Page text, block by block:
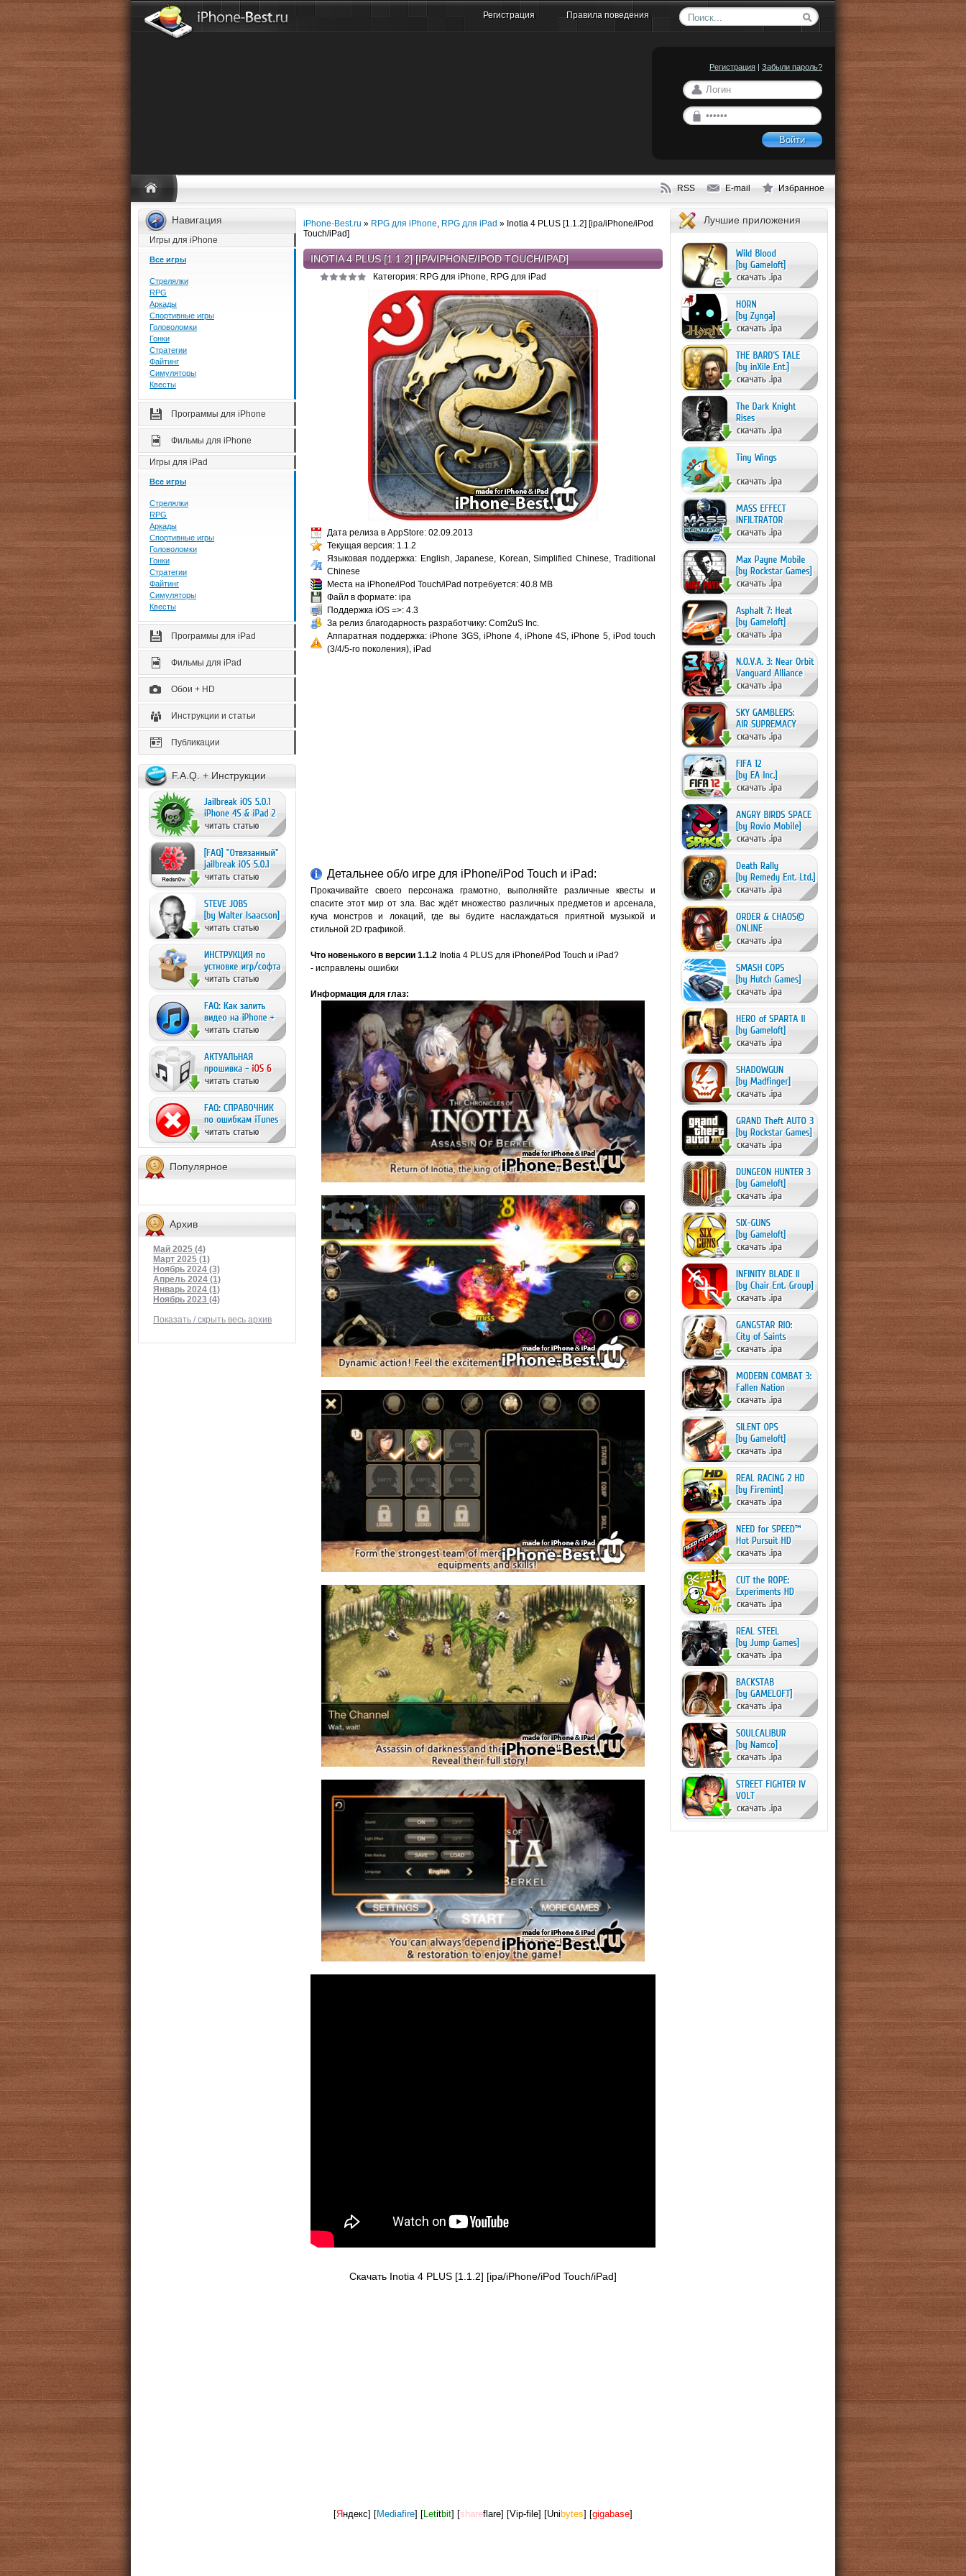
Регистрация Правила поведения
Регистрация | Забыли пароль?
Войти
RSS E-mail Избранное
Навигация
Игры для iPhone
Все игры
Стрелялки
RPG
Аркады
Спортивные игры
Головоломки
Гонки
Стратегии
Файтинг
Симуляторы
Квесты
Программы для iPhone
Фильмы для iPhone
Игры для iPad
Все игры
Стрелялки
RPG
Аркады
Спортивные игры
Головоломки
Гонки
Стратегии
Файтинг
Симуляторы
Квесты
Программы для iPad
Фильмы для iPad
Обои + HD
Инструкции и статьи
Публикации
F.A.Q. + Инструкции
Популярное
Архив
Май 2025 (4)
Март 2025 (1)
Ноябрь 2024 (3)
Апрель 2024 (1)
Январь 2024 (1)
Ноябрь 2023 (4)
Показать / скрыть весь архив
iPhone-Best.ru » RPG для iPhone, RPG для iPad » Inotia 4 PLUS [1.1.2] [ipa/iPhone/iPod
Touch/iPad]
INOTIA 4 PLUS [1.1.2] [IPA/IPHONE/IPOD TOUCH/IPAD]
Категория: RPG для iPhone, RPG для iPad
Дата релиза в AppStore: 02.09.2013
Текущая версия: 1.1.2
Языковая поддержка: English, Japanese, Korean, Simplified Chinese, Traditional
Chinese
Места на iPhone/iPod Touch/iPad потребуется: 40.8 MB
Файл в формате: ipa
Поддержка iOS =>: 4.3
За релиз благодарность разработчику: Com2uS Inc.
Аппаратная поддержка: iPhone 3GS, iPhone 4, iPhone 4S, iPhone 5, iPod touch
(3/4/5-го поколения), iPad
Детальнее об/о игре для iPhone/iPod Touch и iPad:
Прокачивайте своего персонажа грамотно, выполняйте различные квесты и
спасите этот мир от зла. Вас ждёт множество различных предметов и арсенала,
куча монстров и локаций, где вы будите наслаждаться приятной музыкой и
стильной 2D графикой.
Что новенького в версии 1.1.2 Inotia 4 PLUS для iPhone/iPod Touch и iPad?
- исправлены ошибки
Информация для глаз:
Скачать Inotia 4 PLUS [1.1.2] [ipa/iPhone/iPod Touch/iPad]
[Яндекс] [Mediafire] [Letitbit] [shareflare] [Vip-file] [Unibytes] [gigabase]
Лучшие приложения